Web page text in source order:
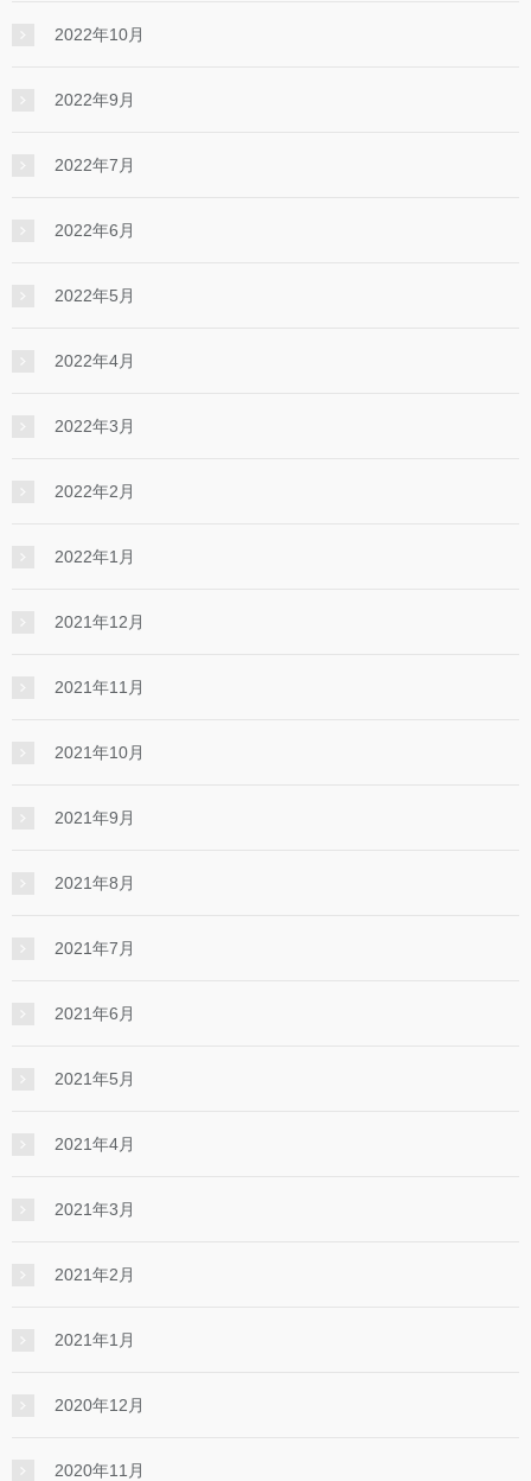
2022年10月
2022年9月
2022年7月
2022年6月
2022年5月
2022年4月
2022年3月
2022年2月
2022年1月
2021年12月
2021年11月
2021年10月
2021年9月
2021年8月
2021年7月
2021年6月
2021年5月
2021年4月
2021年3月
2021年2月
2021年1月
2020年12月
2020年11月